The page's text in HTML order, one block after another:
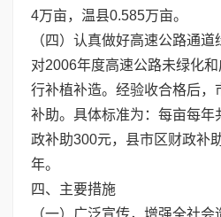
4万亩，温县0.585万亩。
（四）认真做好高速公路通道
对2006年度高速公路未绿化
行补植补造。经验收合格后，
补助。具体标准为：每亩每年
政补助300元，县市区财政补
年。
四、主要措施